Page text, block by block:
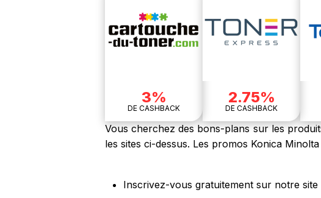
3%
DE CASHBACK
2.75%
DE CASHBACK
Vous cherchez des bons-plans sur les
les sites ci-dessus. Les promos Konica
Inscrivez-vous gratuitement sur notre site